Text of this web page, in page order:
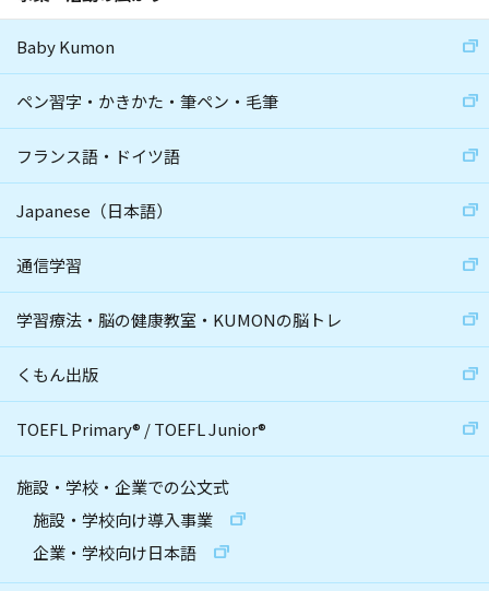
Baby Kumon
ペン習字・かきかた・筆ペン・毛筆
フランス語・ドイツ語
Japanese（日本語）
通信学習
学習療法・脳の健康教室・KUMONの脳トレ
くもん出版
TOEFL Primary® /TOEFL Junior®
施設・学校・企業での公文式
施設・学校向け導入事業
企業・学校向け日本語